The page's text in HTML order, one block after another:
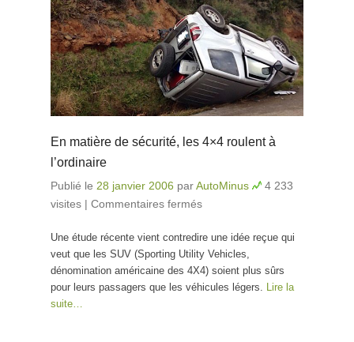
En matière de sécurité, les 4×4 roulent à
l’ordinaire
Publié le 28 janvier 2006 parAutoMinus
4 233
visites | Commentaires fermés
roulent à l’ordinaire
Une étude récente vient contredire une idée reçue qui
veut que les SUV (Sporting Utility Vehicles,
dénomination américaine des 4X4) soient plus sûrs
pour leurs passagers que les véhicules légers. Lire la
suite…